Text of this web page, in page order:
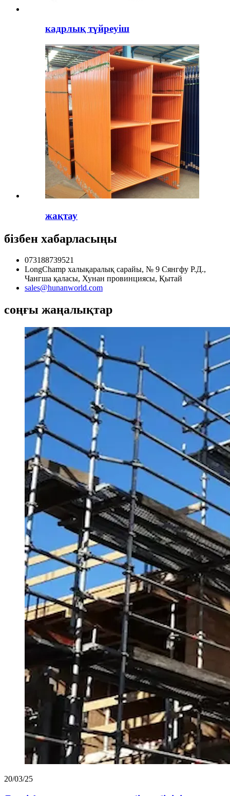
кадрлық түйреуіш
жақтау
бізбен хабарласыңы
073188739521
LongChamp халықаралық сарайы, № 9 Сянгфу Р.Д.,
Чангша қаласы, Хунан провинциясы, Қытай
sales@hunanworld.com
соңғы жаңалықтар
20/03/25